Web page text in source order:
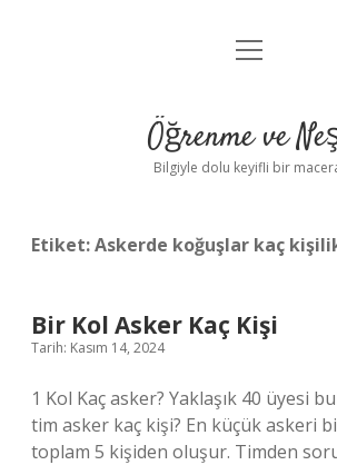
Anasayfa
Yasal Uyarı
menüyü
Öğrenme ve
Bilgiyle dolu keyifli bir
Etiket:Askerde koğuşlar kaç
Bir Kol Asker Kaç Kişi
Tarih: Kasım 14, 2024
1 Kol Kaç asker? Yaklaşık 40 üyesi
tim asker kaç kişi? En küçük askeri
toplam 5 kişiden oluşur. Timden